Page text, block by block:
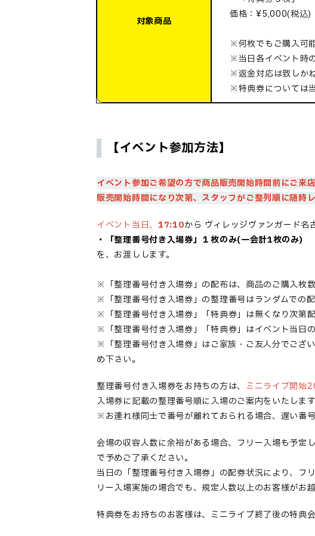
対象商品
価格：¥5,000(税
※何枚でもご購入可
※当日各イベント時
※返金対応は致しか
※特典券については
【イベント参加方法】
イベント参加ご希望の方で商品販売開始時間前にご来
販売開始時間になり次第、スタッフがご整列順に随時
イベント当日、 17:10から ヴィレッジヴァンガード名
・「整理番号付き入場券」１枚のみ(一会計1枚のみ)
を、お渡しします。
※「整理番号付き入場券」の配布は、商品のご購入枚
※「整理番号付き入場券」の整理番号はランダムでの
※「整理番号付き入場券」「特典券」は無くなり次第
※「整理番号付き入場券」「特典券」はイベント当日の
※「整理番号付き入場券」はご家族・ご友人分でござ
め下さい。
整理番号付き入場券をお持ちの方は、 ミニライブ開始
入場券に記載の整理番号順に入場のご案内をいたします
※お連れ様同士で番号が離れておられる場合、遅い番
会場の収容人数に余裕がある場合、フリー入場も予定
で予めご了承ください。
当日の「整理番号付き入場券」の配券状況により、フ
リー入場実施の場合でも、規定人数以上のお客様がお
特典券をお持ちのお客様は、ミニライブ終了後の特典